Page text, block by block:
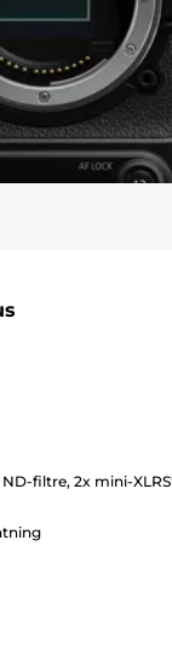
filtre, 2x mini-